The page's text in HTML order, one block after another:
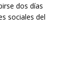
dos días
sociales del